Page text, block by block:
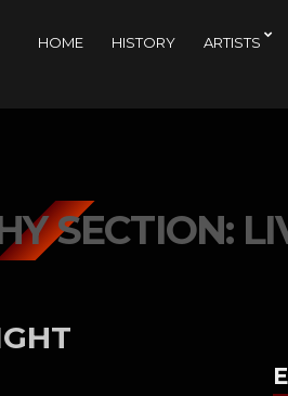
HOME HISTORY ARTISTS
SECTION: